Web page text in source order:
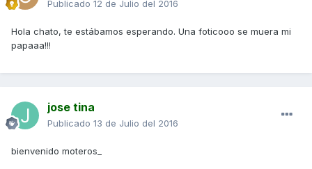
Publicado 12 de Julio del 2016
Hola chato, te estábamos esperando. Una foticooo se muera mi
papaaa!!!
jose tina
Publicado 13 de Julio del 2016
bienvenido moteros_